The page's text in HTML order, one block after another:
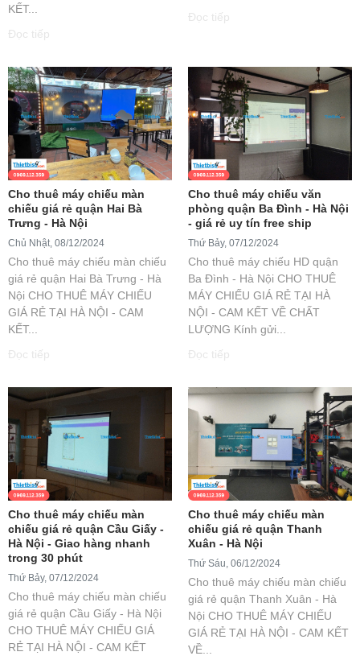
KẾT...
Đọc tiếp
Đọc tiếp
Cho thuê máy chiếu màn
chiếu giá rẻ quận Hai Bà
Trưng - Hà Nội
Chủ Nhật, 08/12/2024
Cho thuê máy chiếu màn chiếu
giá rẻ quận Hai Bà Trưng - Hà
Nội CHO THUÊ MÁY CHIẾU
GIÁ RẺ TẠI HÀ NỘI - CAM
KẾT...
Đọc tiếp
Cho thuê máy chiếu văn
phòng quận Ba Đình - Hà Nội
- giá rẻ uy tín free ship
Thứ Bảy, 07/12/2024
Cho thuê máy chiếu HD quận
Ba Đình - Hà Nội CHO THUÊ
MÁY CHIẾU GIÁ RẺ TẠI HÀ
NỘI - CAM KẾT VỀ CHẤT
LƯỢNG Kính gửi...
Đọc tiếp
Cho thuê máy chiếu màn
chiếu giá rẻ quận Cầu Giấy -
Hà Nội - Giao hàng nhanh
trong 30 phút
Thứ Bảy, 07/12/2024
Cho thuê máy chiếu màn chiếu
giá rẻ quận Cầu Giấy - Hà Nội
CHO THUÊ MÁY CHIẾU GIÁ
RẺ TẠI HÀ NỘI - CAM KẾT
Cho thuê máy chiếu màn
chiếu giá rẻ quận Thanh
Xuân - Hà Nội
Thứ Sáu, 06/12/2024
Cho thuê máy chiếu màn chiếu
giá rẻ quận Thanh Xuân - Hà
Nội CHO THUÊ MÁY CHIẾU
GIÁ RẺ TẠI HÀ NỘI - CAM KẾT
VỀ...